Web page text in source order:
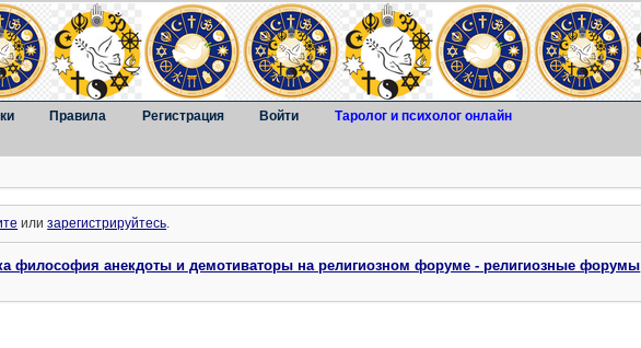
Правила Регистрация Войти Таролог и психолог онлайн
илизарегистрируйтесь.
философия анекдоты и демотиваторы на религиозном форуме - религиозные форумы